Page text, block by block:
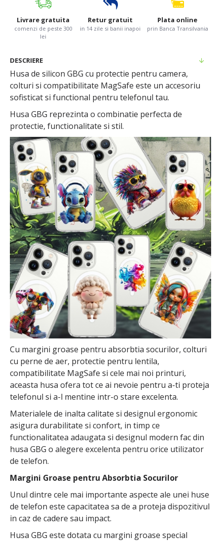
Livrare gratuita
comenzi de peste 300
lei
Retur gratuit
in 14 zile si banii inapoi
Plata online
prin Banca Transilvania
DESCRIERE
Husa de silicon GBG cu protectie pentru camera,
colturi si compatibilitate MagSafe este un accesoriu
sofisticat si functional pentru telefonul tau.
Husa GBG reprezinta o combinatie perfecta de
protectie, functionalitate si stil.
Cu margini groase pentru absorbtia socurilor, colturi
cu perne de aer, protectie pentru lentila,
compatibilitate MagSafe si cele mai noi printuri,
aceasta husa ofera tot ce ai nevoie pentru a-ti proteja
telefonul si a-l mentine intr-o stare excelenta.
Materialele de inalta calitate si designul ergonomic
asigura durabilitate si confort, in timp ce
functionalitatea adaugata si designul modern fac din
husa GBG o alegere excelenta pentru orice utilizator
de telefon.
Margini Groase pentru Absorbtia Socurilor
Unul dintre cele mai importante aspecte ale unei huse
de telefon este capacitatea sa de a proteja dispozitivul
in caz de cadere sau impact.
Husa GBG este dotata cu margini groase special